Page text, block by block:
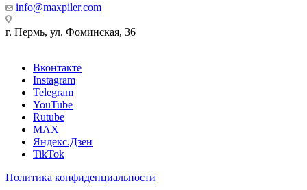
info@maxpiler.com
г. Пермь, ул. Фоминская, 36
Вконтакте
Instagram
Telegram
YouTube
Rutube
MAX
Яндекс.Дзен
TikTok
Политика конфиденциальности